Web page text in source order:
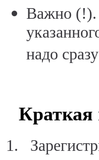
Важно (!).
надо
Краткая
1.